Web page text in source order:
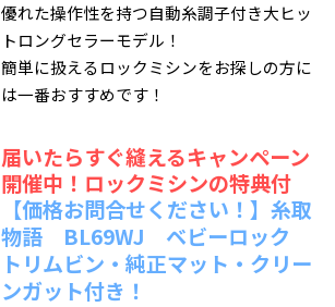
優れた操作性を持つ自動糸調子付き大ヒッ
トロングセラーモデル！
簡単に扱えるロックミシンをお探しの方に
は一番おすすめです！
届いたらすぐ縫えるキャンペーン
開催中！ロックミシンの特典付
【価格お問合せください！】糸取
物語 BL69WJ ベビーロック
トリムビン・純正マット・クリー
ンガット付き！